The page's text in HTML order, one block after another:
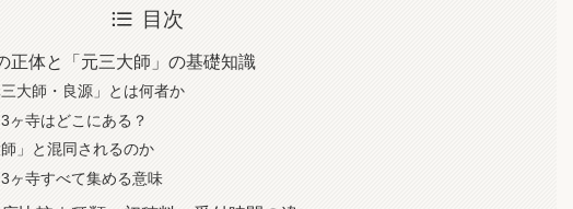
目次
正体と「元三大師」の基礎知識
大師・良源」とは何者か
ヶ寺はどこにある？
」と混同されるのか
ヶ寺すべて集める意味